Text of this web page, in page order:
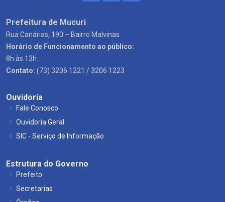
Prefeitura de Mucuri
Rua Canárias, 190 – Bairro Malvinas
Horário de Funcionamento ao público:
8h às 13h.
Contato: (73) 3206 1221 / 3206 1223
Ouvidoria
Fale Conosco
Ouvidoria Geral
SIC - Serviço de Informação
Estrutura do Governo
Prefeito
Secretarias